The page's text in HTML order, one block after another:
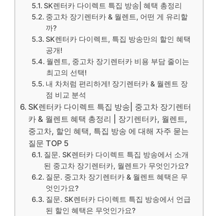
SK렌터카 다이렉트 특집 방송| 혜택 총정리
중고차 장기렌터카 & 월렌트, 어떤 게 유리할
까?
SK렌터카 다이렉트, 특집 방송만의 할인 혜택
공개!
월렌트, 중고차 장기렌터카 비용 부담 줄이는
최고의 선택!
내 차처럼 편리하게! 장기렌터카 & 월렌트 장
점 비교 분석
SK렌터카 다이렉트 특집 방송| 중고차 장기렌터
카 & 월렌트 혜택 총정리 | 장기렌터카, 월렌트,
중고차, 할인 혜택, 특집 방송 에 대해 자주 묻는
질문 TOP 5
질문. SK렌터카 다이렉트 특집 방송에서 소개
된 중고차 장기렌터카, 월렌트가 무엇인가요?
질문. 중고차 장기렌터카 & 월렌트 혜택은 무
엇인가요?
질문. SK렌터카 다이렉트 특집 방송에서 언급
된 할인 혜택은 무엇인가요?